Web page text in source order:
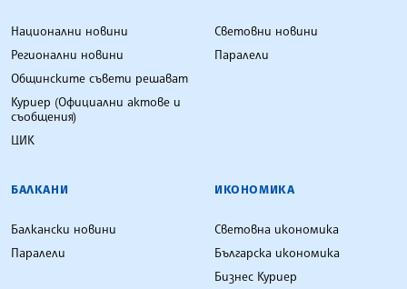
Национални новини
Регионални новини
Общинските съвети решават
Куриер (Официални актове и
съобщения)
ЦИК
Световни новини
Паралели
БАЛКАНИ
Балкански новини
Паралели
ИКОНОМИКА
Световна икономика
Българска икономика
Бизнес Куриер